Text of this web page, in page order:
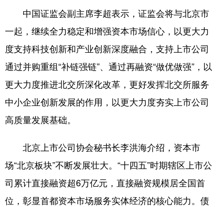
食品 人居 信息化 乡村振兴
溯源中国 城市 旅游 能源
会展 彩票 娱乐 时尚
悦读 书画 一带一路
北京 天津 河北 山西
浙江 安徽 福建 江西
中国证监会副主席李超表示，证监会将与北京市
一起，继续全力稳定和增强资本市场信心，以更大力
度支持科技创新和产业创新深度融合，支持上市公司
通过并购重组“补链强链”、通过再融资“做优做强”，以
更大力度推进北交所深化改革，更好发挥北交所服务
中小企业创新发展的作用，以更大力度夯实上市公司
高质量发展基础。
北京上市公司协会秘书长李洪海介绍，资本市
场“北京板块”不断发展壮大。“十四五”时期辖区上市公
司累计直接融资超6万亿元，直接融资规模居全国首
位，彰显首都资本市场服务实体经济的核心能力。债